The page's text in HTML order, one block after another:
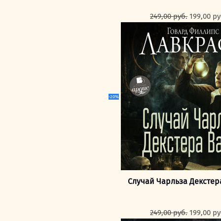
249,00руб.
цена
249,00
199,00
-20%
Случай Чарльза
249,00руб. 199,00